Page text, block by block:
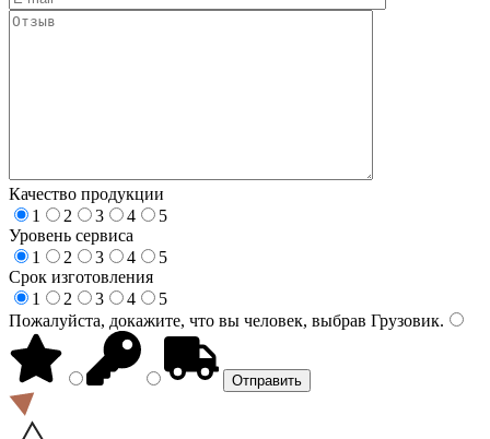
Качество продукции
1
2 3 4
5
Уровень сервиса
1
2 3 4
5
Срок изготовления
1
2 3 4
5
Пожалуйста, докажите, что вы человек, выбрав Грузовик.